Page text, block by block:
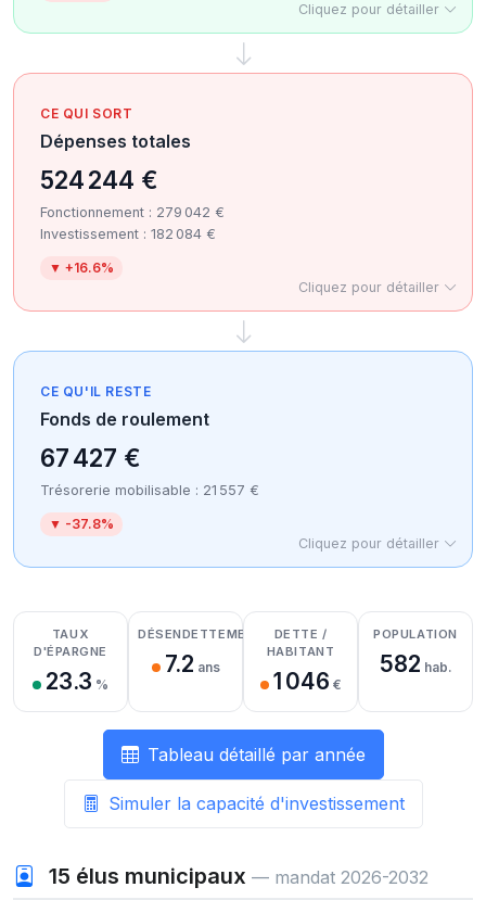
Cliquez pour détailler
CE QUI SORT
Dépenses totales
524 244 €
Fonctionnement : 279 042 €
Investissement : 182 084 €
▼ +16.6%
Cliquez pour détailler
CE QU'IL RESTE
Fonds de roulement
67 427 €
Trésorerie mobilisable : 21 557 €
▼ -37.8%
Cliquez pour détailler
Détail des recettes
Détail des dépenses
Détail de la trésorerie
TAUX
D'ÉPARGNE
23.3 %
DÉSENDETTEMENT
7.2 ans
DETTE /
HABITANT
1 046 €
POPULATION
582 hab.
Tableau détaillé par année
Simuler la capacité d'investissement
15 élus municipaux — mandat 2026-2032